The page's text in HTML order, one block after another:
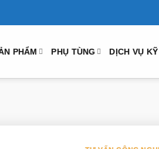
PHẨM PHỤ TÙNG DỊCH VỤ